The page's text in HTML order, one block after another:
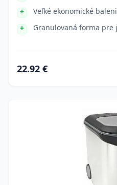
Veľké ekonomické
Granulovaná forma
22.92 €